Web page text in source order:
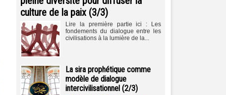
culture de la paix (3/3)
Lire la première partie ici : Les
fondements du dialogue entre les
civilisations à la lumière de la...
La sira prophétique comme
modèle de dialogue
intercivilisationnel (2/3)